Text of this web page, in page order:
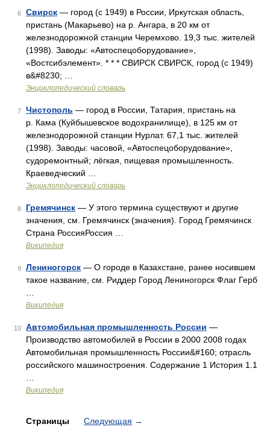
6 Свирск — город (с 1949) в России, Иркутская область,
пристань (Макарьево) на р. Ангара, в 20 км от
железнодорожной станции Черемхово. 19,3 тыс. жителей
(1998). Заводы: «Автоспецоборудование»,
«Востсибэлемент». * * * СВИРСК СВИРСК, город (с 1949)
в&#8230; …
Энциклопедический словарь
7 Чистополь — город в России, Татария, пристань на
р. Кама (Куйбышевское водохранилище), в 125 км от
железнодорожной станции Нурлат. 67,1 тыс. жителей
(1998). Заводы: часовой, «Автоспецоборудование»,
судоремонтный; лёгкая, пищевая промышленность.
Краеведческий …
Энциклопедический словарь
8 Гремячинск — У этого термина существуют и другие
значения, см. Гремячинск (значения). Город Гремячинск
Страна РоссияРоссия …
Википедия
9 Лениногорск — О городе в Казахстане, ранее носившем
такое название, см. Риддер Город Лениногорск Флаг Герб
Википедия
10 Автомобильная промышленность России —
Производство автомобилей в России в 2000 2008 годах
Автомобильная промышленность России&#160; отрасль
российского машиностроения. Содержание 1 История 1.1
Википедия
Страницы Следующая →